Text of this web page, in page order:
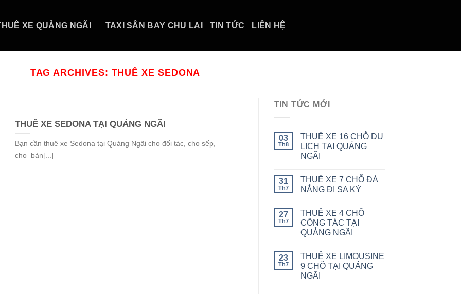
XE QUẢNG NGÃI TAXI SÂN BAY CHU LAI TIN TỨC LIÊN HỆ
TAG ARCHIVES: THUÊ XE SEDONA
THUÊ XE SEDONA TẠI QUẢNG NGÃI
Bạn cần thuê xe Sedona tại Quảng Ngãi cho đối tác, cho sếp,
cho bản[...]
TIN TỨC MỚI
03
Th8
THUÊ XE 16 CHỖ DU
LỊCH TẠI QUẢNG
NGÃI
31
Th7
THUÊ XE 7 CHỖ ĐÀ
NẮNG ĐI SA KỲ
27
Th7
THUÊ XE 4 CHỖ
CÔNG TÁC TẠI
QUẢNG NGÃI
23
Th7
THUÊ XE LIMOUSINE
9 CHỖ TẠI QUẢNG
NGÃI